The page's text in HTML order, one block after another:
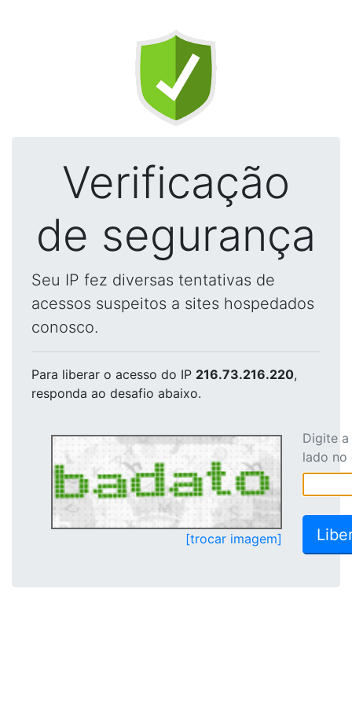
Verificação
de segurança
Seu IP fez diversas tentativas de
acessos suspeitos a sites hospedados
conosco.
Para liberar o acesso do IP 216.73.216.220,
responda ao desafio abaixo.
[trocar imagem]
Digite
lado no